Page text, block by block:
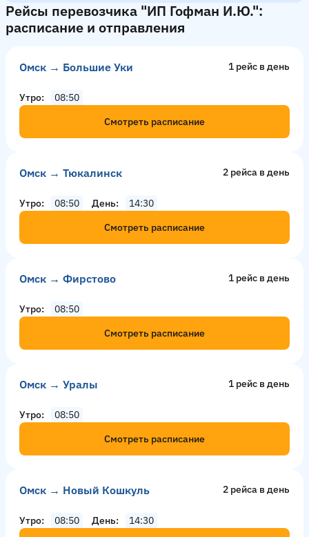
Рейсы перевозчика "ИП Гофман И.Ю.":
расписание и отправления
Омск → Большие Уки 1 рейс в день
Утро
08:50
Смотреть расписание
Омск → Тюкалинск 2 рейсa в день
Утро 08:50 День
14:30
Смотреть расписание
Омск → Фирстово 1 рейс в день
Утро
08:50
Смотреть расписание
Омск → Уралы 1 рейс в день
Утро
08:50
Смотреть расписание
Омск → Новый Кошкуль 2 рейсa в день
Утро 08:50 День
14:30